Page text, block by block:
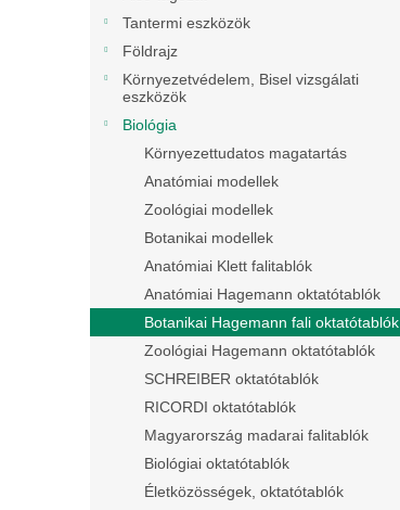
Tantermi eszközök
Földrajz
Környezetvédelem, Bisel vizsgálati
eszközök
Biológia
Környezettudatos magatartás
Anatómiai modellek
Zoológiai modellek
Botanikai modellek
Anatómiai Klett falitablók
Anatómiai Hagemann oktatótablók
Botanikai Hagemann fali oktatótablók
Zoológiai Hagemann oktatótablók
SCHREIBER oktatótablók
RICORDI oktatótablók
Magyarország madarai falitablók
Biológiai oktatótablók
Életközösségek, oktatótablók